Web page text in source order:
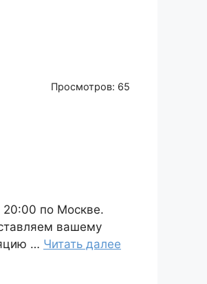
Просмотров: 65
по Москве.
вашему
… Читать далее